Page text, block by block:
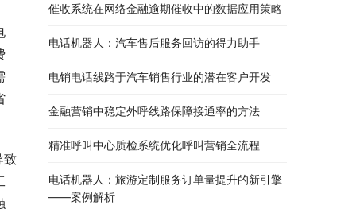
致
催收系统在网络金融逾期催收中的数据应用策略
电话机器人：汽车售后服务回访的得力助手
电销电话线路于汽车销售行业的潜在客户开发
金融营销中稳定外呼线路保障接通率的方法
精准呼叫中心质检系统优化呼叫营销全流程
电话机器人：旅游定制服务订单量提升的新引擎
——案例解析